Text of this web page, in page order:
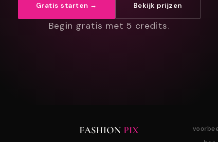
Gratis starten → Bekijk prijzen
Begin gratis met 5 credits.
FASHION PIX